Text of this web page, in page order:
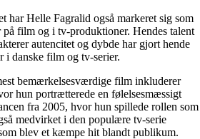
har Helle Fagralid også markeret sig som
på film og i tv-produktioner. Hendes talent
autencitet og dybde har gjort hende
i danske film og tv-serier.
bemærkelsesværdige film inkluderer
hun portrætterede en følelsesmæssigt
fra 2005, hvor hun spillede rollen som
medvirket i den populære tv-serie
blev et kæmpe hit blandt publikum.